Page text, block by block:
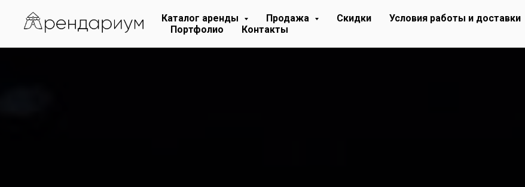
Каталог аренды Продажа Скидки
Условия работы и доставки
Портфолио
Контакты